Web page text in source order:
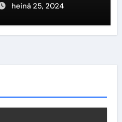
heinä 25, 2024